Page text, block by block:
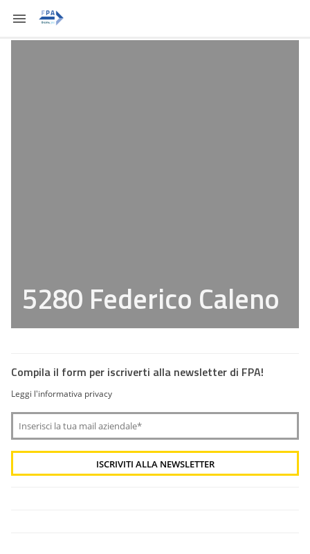
5280 Federico Caleno
Compila il form per iscriverti alla newsletter di FPA!
Leggi l'informativa privacy